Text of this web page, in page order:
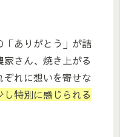
「ありがとう」が詰
さん、焼き上がる
れに想いを寄せな
特別に感じられる